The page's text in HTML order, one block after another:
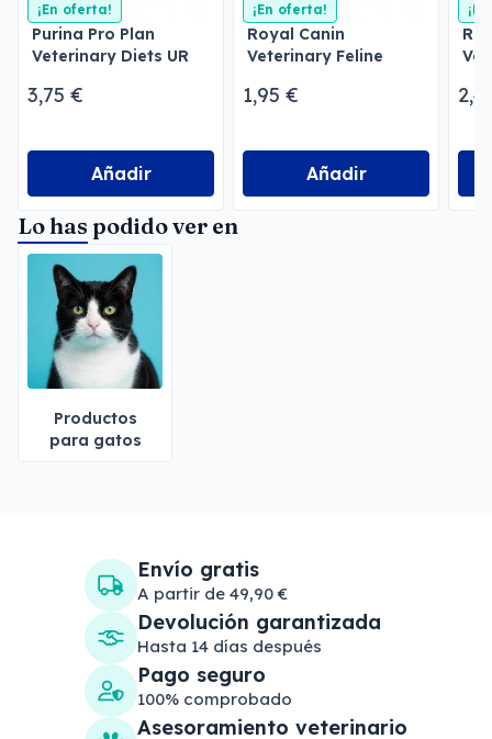
¡En oferta!
Purina Pro Plan
Veterinary Diets UR
Gatos
3,75 €
Añadir
¡En oferta!
Royal Canin
Veterinary Feline
Salsa
1,95 €
Añadir
Lo has podido ver en
Productos
para gatos
Envío gratis
A partir de 49,90 €
Devolución garantizada
Hasta 14 días después
Pago seguro
100% comprobado
Asesoramiento veterinario